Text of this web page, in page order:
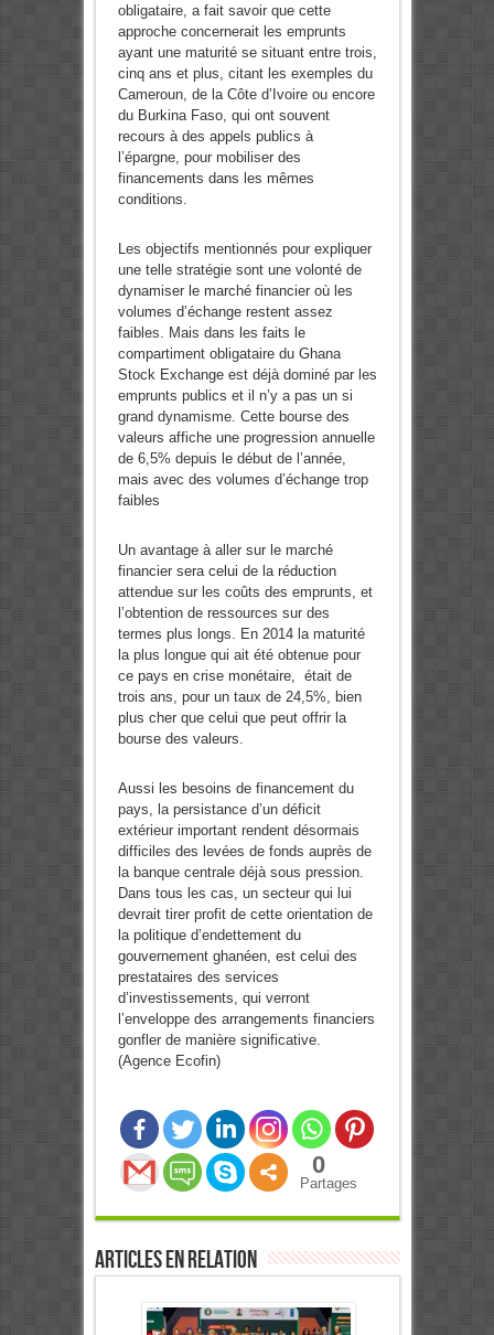
obligataire, a fait savoir que cette
approche concernerait les emprunts
ayant une maturité se situant entre trois,
cinq ans et plus, citant les exemples du
Cameroun, de la Côte d’Ivoire ou encore
du Burkina Faso, qui ont souvent
recours à des appels publics à
l’épargne, pour mobiliser des
financements dans les mêmes
conditions.
Les objectifs mentionnés pour expliquer
une telle stratégie sont une volonté de
dynamiser le marché financier où les
volumes d’échange restent assez
faibles. Mais dans les faits le
compartiment obligataire du Ghana
Stock Exchange est déjà dominé par les
emprunts publics et il n’y a pas un si
grand dynamisme. Cette bourse des
valeurs affiche une progression annuelle
de 6,5% depuis le début de l’année,
mais avec des volumes d’échange trop
faibles
Un avantage à aller sur le marché
financier sera celui de la réduction
attendue sur les coûts des emprunts, et
l’obtention de ressources sur des
termes plus longs. En 2014 la maturité
la plus longue qui ait été obtenue pour
ce pays en crise monétaire, était de
trois ans, pour un taux de 24,5%, bien
plus cher que celui que peut offrir la
bourse des valeurs.
Aussi les besoins de financement du
pays, la persistance d’un déficit
extérieur important rendent désormais
difficiles des levées de fonds auprès de
la banque centrale déjà sous pression.
Dans tous les cas, un secteur qui lui
devrait tirer profit de cette orientation de
la politique d’endettement du
gouvernement ghanéen, est celui des
prestataires des services
d’investissements, qui verront
l’enveloppe des arrangements financiers
gonfler de manière significative.
(Agence Ecofin)
0
Partages
Articles en relation